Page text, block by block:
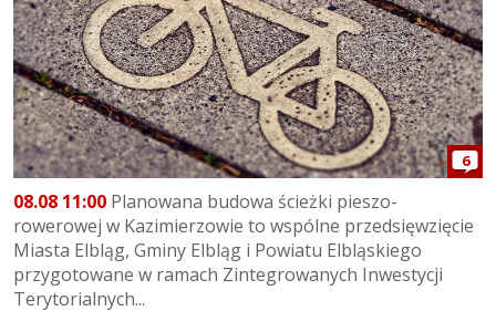
6
08.08 11:00 Planowana budowa ścieżki pieszo-
rowerowej w Kazimierzowie to wspólne przedsięwzięcie
Miasta Elbląg, Gminy Elbląg i Powiatu Elbląskiego
przygotowane w ramach Zintegrowanych Inwestycji
Terytorialnych...